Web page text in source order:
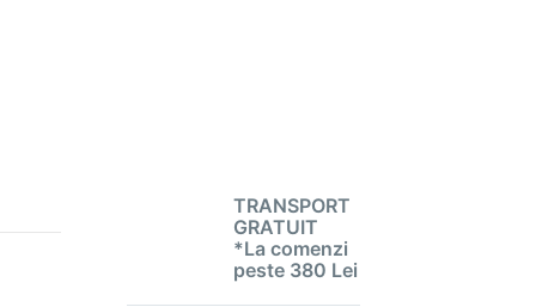
TRANSPORT
GRATUIT
*La comenzi
peste 380 Lei